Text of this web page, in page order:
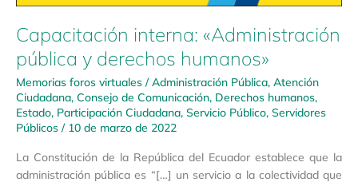
Capacitación interna: «Administración
pública y derechos humanos»
Memorias foros virtuales /Administración Pública, Atención
Ciudadana, Consejo de Comunicación, Derechos humanos,
Estado, Participación Ciudadana, Servicio Público, Servidores
Públicos / 10 de marzo de 2022
La Constitución de la República del Ecuador establece que la
administración pública es “[…] un servicio a la colectividad que